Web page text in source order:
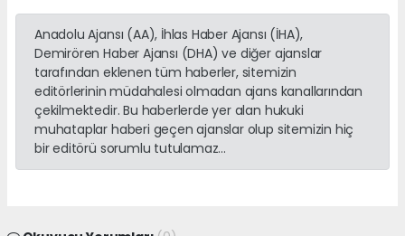
Anadolu Ajansı (AA), İhlas Haber Ajansı (İHA),
Demirören Haber Ajansı (DHA) ve diğer ajanslar
tarafından eklenen tüm haberler, sitemizin
editörlerinin müdahalesi olmadan ajans kanallarından
çekilmektedir. Bu haberlerde yer alan hukuki
muhataplar haberi geçen ajanslar olup sitemizin hiç
bir editörü sorumlu tutulamaz...